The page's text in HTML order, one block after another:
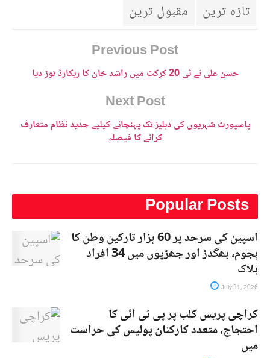
تازہ ترین
مقبول ترین
Previous Post
حسن علی نے ٹی 20 کرکٹ میں راشد خان کا ریکارڈ توڑ دیا
Next Post
پاسپورٹ شہریوں کی دہلیز تک پہنچانے کیلیے جدید نظام متعارف
کرانے کا فیصلہ
Popular Posts
اسپین کی سرحد پر 60 ہزار تارکین وطن کا
ہجوم، بھگدڑ اور جھڑپوں میں 34 افراد
ہلاک
July 31, 2026
کراچی پریس کلب پر پی ٹی آئی کا
احتجاج، متعدد کارکنان پولیس کی حراست
میں